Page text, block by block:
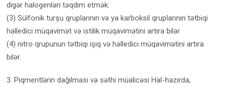
digər halogenləri təqdim etmək:
(3) Sülfonik turşu qruplarının və ya karboksil qruplarının tətbiqi
həlledici müqavimət və istilik müqavimətini artıra bilər
(4) nitro qrupunun tətbiqi işıq və həlledici müqavimətini artıra
bilər.
3. Piqmentlərin dağılması və səthi müalicəsi Hal-hazırda,